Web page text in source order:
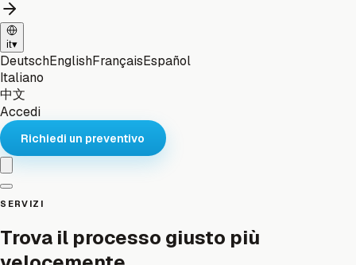
it▾
DeutschEnglishFrançaisEspañol
Italiano
中文
Accedi
Richiedi un preventivo
SERVIZI
Trova il processo giusto più